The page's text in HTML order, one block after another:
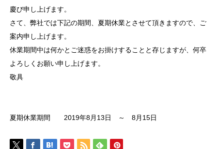
慶び申し上げます。
さて、弊社では下記の期間、夏期休業とさせて頂きますので、ご
案内申し上げます。
休業期間中は何かとご迷惑をお掛けすることと存じますが、何卒
よろしくお願い申し上げます。
敬具
夏期休業期間 2019年8月13日 ～ 8月15日